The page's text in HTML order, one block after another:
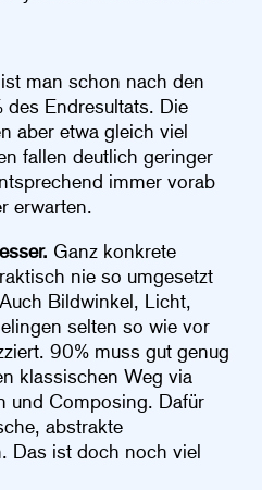
man schon nach den
Endresultats. Die
aber etwa gleich viel
fallen deutlich geringer
immer vorab
erwarten.
Ganz konkrete
nie so umgesetzt
Bildwinkel, Licht,
selten so wie vor
90% muss gut genug
klassischen Weg via
und Composing. Dafür
abstrakte
Das ist doch noch viel